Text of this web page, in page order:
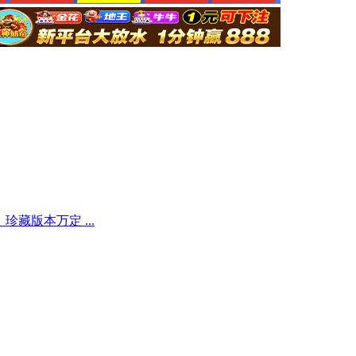
藏版本万定 ...